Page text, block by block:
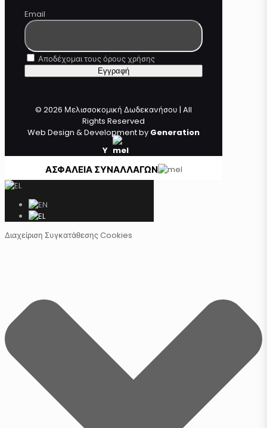
Email
Αποδέχομαι τους όρους χρήσης
© 2026 Μελισσοκομική Δωδεκανήσου | All
Rights Reserved
Web Design & Development by Generation
Y
ΑΣΦΑΛΕΙΑ ΣΥΝΑΛΛΑΓΩΝ
Διαχείριση Συγκατάθεσης Cookies